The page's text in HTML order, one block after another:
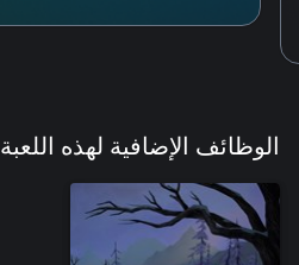
الوظائف الإضافية لهذه اللعبة